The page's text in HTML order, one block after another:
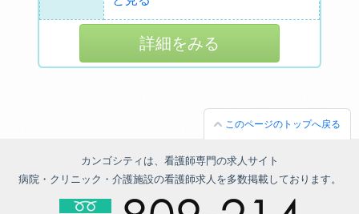
詳細をみる
このページのトップへ戻る
カンゴシティは、看護師専門の求人サイト
病院・クリニック・介護施設の看護師求人を多数掲載しております。